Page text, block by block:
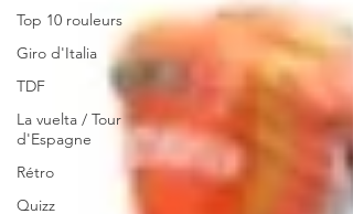
Top 10 rouleurs
Giro d'Italia
TDF
La vuelta / Tour
d'Espagne
Rétro
Quizz